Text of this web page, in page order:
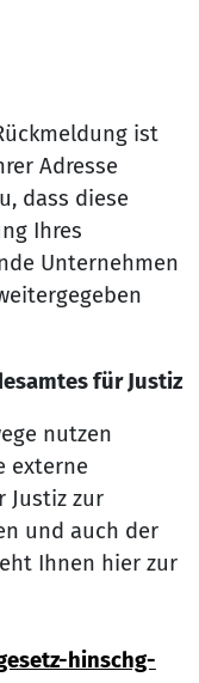
ist
Adresse
dass diese
Ihres
Unternehmen
für Justiz
nutzen
externe
Justiz zur
und auch der
Ihnen hier zur
hinschg-